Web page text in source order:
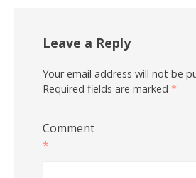
Leave a Reply
Your email address will not be
Required fields are marked *
Comment
*